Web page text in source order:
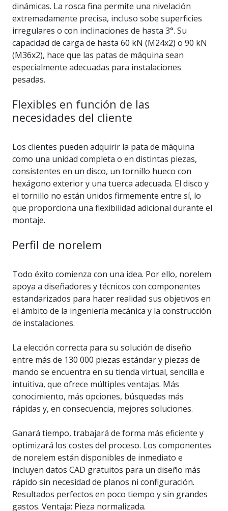
dinámicas. La rosca fina permite una nivelación
extremadamente precisa, incluso sobe superficies
irregulares o con inclinaciones de hasta 3°. Su
capacidad de carga de hasta 60 kN (M24x2) o 90 kN
(M36x2), hace que las patas de máquina sean
especialmente adecuadas para instalaciones
pesadas.
Flexibles en función de las
necesidades del cliente
Los clientes pueden adquirir la pata de máquina
como una unidad completa o en distintas piezas,
consistentes en un disco, un tornillo hueco con
hexágono exterior y una tuerca adecuada. El disco y
el tornillo no están unidos firmemente entre sí, lo
que proporciona una flexibilidad adicional durante el
montaje.
Perfil de norelem
Todo éxito comienza con una idea. Por ello, norelem
apoya a diseñadores y técnicos con componentes
estandarizados para hacer realidad sus objetivos en
el ámbito de la ingeniería mecánica y la construcción
de instalaciones.
La elección correcta para su solución de diseño
entre más de 130 000 piezas estándar y piezas de
mando se encuentra en su tienda virtual, sencilla e
intuitiva, que ofrece múltiples ventajas. Más
conocimiento, más opciones, búsquedas más
rápidas y, en consecuencia, mejores soluciones.
Ganará tiempo, trabajará de forma más eficiente y
optimizará los costes del proceso. Los componentes
de norelem están disponibles de inmediato e
incluyen datos CAD gratuitos para un diseño más
rápido sin necesidad de planos ni configuración.
Resultados perfectos en poco tiempo y sin grandes
gastos. Ventaja: Pieza normalizada.